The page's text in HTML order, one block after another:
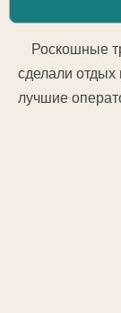
Роскошные
сделали
лучшие